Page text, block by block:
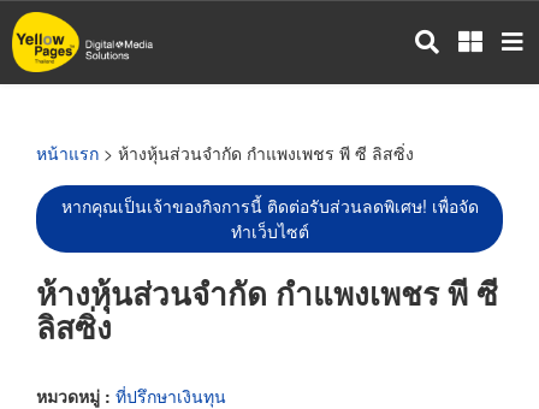
ข้าม
ไป
หน้าแรก > ห้างหุ้นส่วนจำกัด กำแพงเพชร พี ซี ลิสซิ่ง
หากคุณเป็นเจ้าของกิจการนี้ ติดต่อรับส่วนลดพิเศษ! เพื่อจัด
ทำเว็บไซต์
ห้างหุ้นส่วนจำกัด กำแพงเพชร พี ซี
ลิสซิ่ง
หมวดหมู่ : ที่ปรึกษาเงินทุน